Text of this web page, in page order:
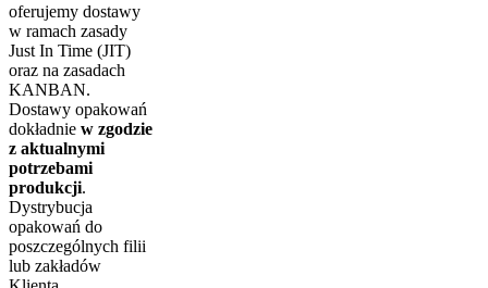
oferujemy dostawy
w ramach zasady
Just In Time (JIT)
oraz na zasadach
KANBAN.
Dostawy opakowań
dokładnie w zgodzie
z aktualnymi
potrzebami
produkcji.
Dystrybucja
opakowań do
poszczególnych filii
lub zakładów